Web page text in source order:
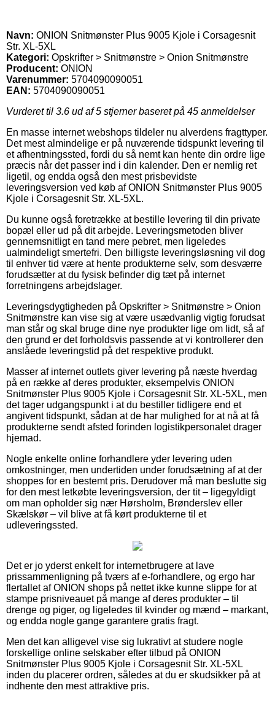
Navn: ONION Snitmønster Plus 9005 Kjole i Corsagesnit
Str. XL-5XL
Kategori: Opskrifter > Snitmønstre > Onion Snitmønstre
Producent: ONION
Varenummer: 5704090090051
EAN: 5704090090051
Vurderet til 3.6 ud af 5 stjerner baseret på 45 anmeldelser
En masse internet webshops tildeler nu alverdens fragttyper.
Det mest almindelige er på nuværende tidspunkt levering til
et afhentningssted, fordi du så nemt kan hente din ordre lige
præcis når det passer ind i din kalender. Den er nemlig ret
ligetil, og endda også den mest prisbevidste
leveringsversion ved køb af ONION Snitmønster Plus 9005
Kjole i Corsagesnit Str. XL-5XL.
Du kunne også foretrække at bestille levering til din private
bopæl eller ud på dit arbejde. Leveringsmetoden bliver
gennemsnitligt en tand mere pebret, men ligeledes
ualmindeligt smertefri. Den billigste leveringsløsning vil dog
til enhver tid være at hente produkterne selv, som desværre
forudsætter at du fysisk befinder dig tæt på internet
forretningens arbejdslager.
Leveringsdygtigheden på Opskrifter > Snitmønstre > Onion
Snitmønstre kan vise sig at være usædvanlig vigtig forudsat
man står og skal bruge dine nye produkter lige om lidt, så af
den grund er det forholdsvis passende at vi kontrollerer den
anslåede leveringstid på det respektive produkt.
Masser af internet outlets giver levering på næste hverdag
på en række af deres produkter, eksempelvis ONION
Snitmønster Plus 9005 Kjole i Corsagesnit Str. XL-5XL, men
det tager udgangspunkt i at du bestiller tidligere end et
angivent tidspunkt, sådan at de har mulighed for at nå at få
produkterne sendt afsted forinden logistikpersonalet drager
hjemad.
Nogle enkelte online forhandlere yder levering uden
omkostninger, men undertiden under forudsætning af at der
shoppes for en bestemt pris. Derudover må man beslutte sig
for den mest letkøbte leveringsversion, der tit – ligegyldigt
om man opholder sig nær Hørsholm, Brønderslev eller
Skælskør – vil blive at få kørt produkterne til et
udleveringssted.
Det er jo yderst enkelt for internetbrugere at lave
prissammenligning på tværs af e-forhandlere, og ergo har
flertallet af ONION shops på nettet ikke kunne slippe for at
stampe prisniveauet på mange af deres produkter – til
drenge og piger, og ligeledes til kvinder og mænd – markant,
og endda nogle gange garantere gratis fragt.
Men det kan alligevel vise sig lukrativt at studere nogle
forskellige online selskaber efter tilbud på ONION
Snitmønster Plus 9005 Kjole i Corsagesnit Str. XL-5XL
inden du placerer ordren, således at du er skudsikker på at
indhente den mest attraktive pris.